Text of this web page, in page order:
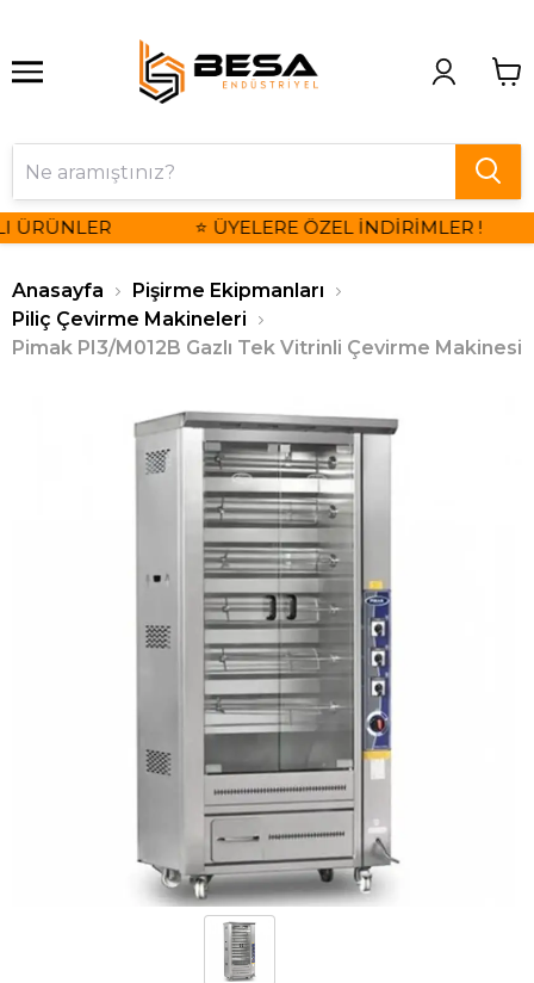
⭐ ÜYELERE ÖZEL İNDİRİMLER !
Anasayfa
Pişirme Ekipmanları
Piliç Çevirme Makineleri
Pimak PI3/M012B Gazlı Tek Vitrinli Çevirme Makinesi